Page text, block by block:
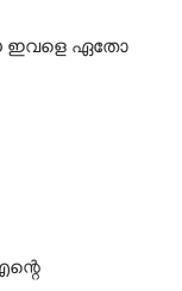
ഇവളെ ഏതോ